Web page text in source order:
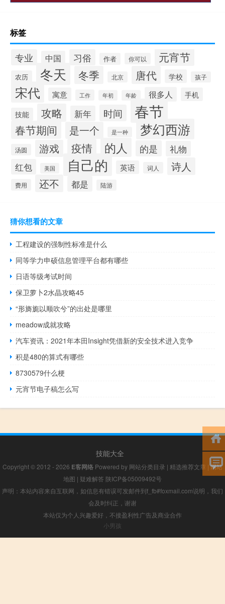
标签
专业 中国 习俗 作者 你可以 元宵节
农历 冬天 冬季 北京 唐代 学校 孩子
宋代 寓意 工作 年初 年龄 很多人 手机
技能 攻略 新年 时间 春节
春节期间 是一个 是一种 梦幻西游
汤圆 游戏 疫情 的人 的是
礼物
红包
美国 自己的 英语 词人 诗人
费用 还不 都是 陆游
猜你想看的文章
工程建设的强制性标准是什么
同等学力申硕信息管理平台都有哪些
日语等级考试时间
保卫萝卜2水晶攻略45
“形旖旎以顺吹兮”的出处是哪里
meadow成就攻略
汽车资讯：2021年本田Insight凭借新的安全技术进入竞争
积是480的算式有哪些
8730579什么梗
元宵节电子稿怎么写
技能大全
Copyright © 2012 - 2026 E客网络 Powered by 网站分类目录 | 精选推荐文章 |网站
地图 | 疑难解答 陕ICP备05009492号
声明：本站内容来自互联网，如信息有错误可发邮件到f_fb#foxmail.com说明，我们
会及时纠正，谢谢
本站仅为个人兴趣爱好，不接盈利性广告及商业合作
小男孩